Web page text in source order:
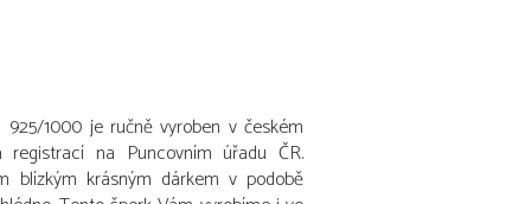
1000 je ručně vyroben v českém
na Puncovním úřadu ČR.
blízkým krásným dárkem v podobě